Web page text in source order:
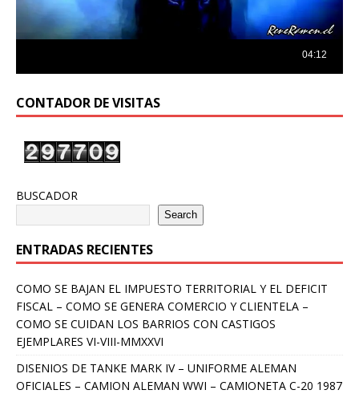
CONTADOR DE VISITAS
BUSCADOR
Search
ENTRADAS RECIENTES
COMO SE BAJAN EL IMPUESTO TERRITORIAL Y EL DEFICIT
FISCAL – COMO SE GENERA COMERCIO Y CLIENTELA –
COMO SE CUIDAN LOS BARRIOS CON CASTIGOS
EJEMPLARES VI-VIII-MMXXVI
DISENIOS DE TANKE MARK IV – UNIFORME ALEMAN
OFICIALES – CAMION ALEMAN WWI – CAMIONETA C-20 1987